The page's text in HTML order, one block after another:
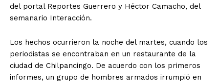
del portal Reportes Guerrero y Héctor Camacho, del
semanario Interacción.
Los hechos ocurrieron la noche del martes, cuando los
periodistas se encontraban en un restaurante de la
ciudad de Chilpancingo. De acuerdo con los primeros
informes, un grupo de hombres armados irrumpió en